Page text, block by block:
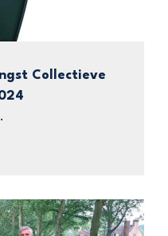
Collectieve